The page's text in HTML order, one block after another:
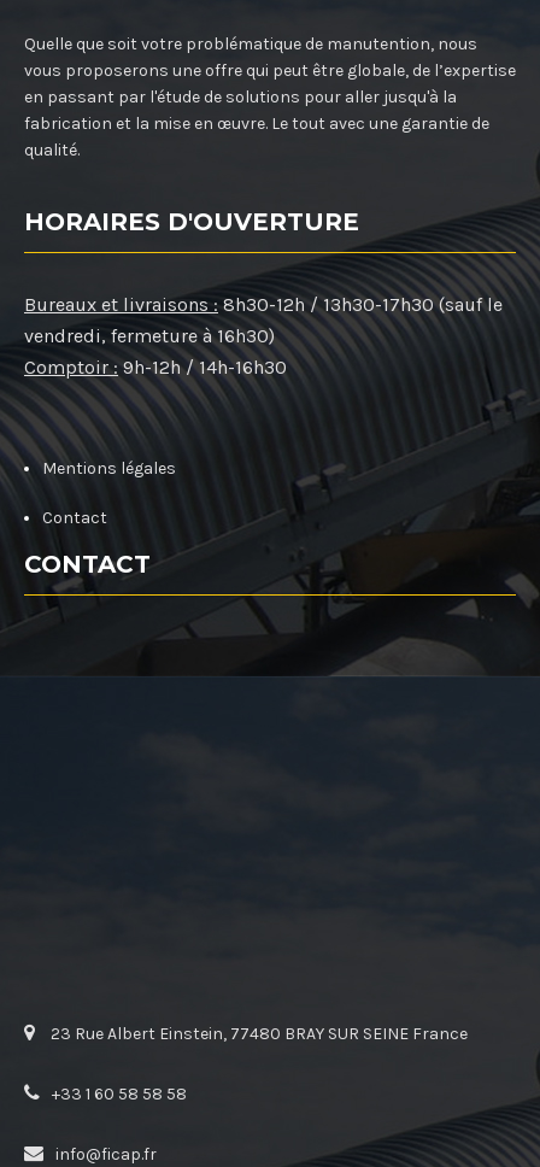
Quelle que soit votre problématique de manutention, nous
vous proposerons une offre qui peut être globale, de l’expertise
en passant par l'étude de solutions pour aller jusqu'à la
fabrication et la mise en œuvre. Le tout avec une garantie de
qualité.
HORAIRES D'OUVERTURE
Bureaux et livraisons : 8h30-12h / 13h30-17h30 (sauf le
vendredi, fermeture à 16h30)
Comptoir : 9h-12h / 14h-16h30
Mentions légales
Contact
CONTACT
23 Rue Albert Einstein, 77480 BRAY SUR SEINE France
+33 1 60 58 58 58
info@ficap.fr